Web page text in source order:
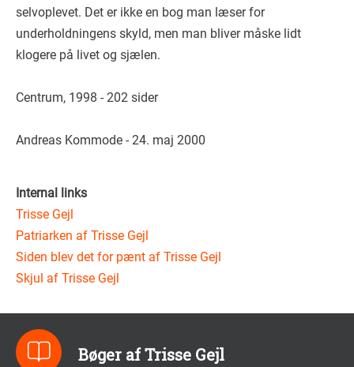
selvoplevet. Det er ikke en bog man læser for
underholdningens skyld, men man bliver måske lidt
klogere på livet og sjælen.
Centrum, 1998 - 202 sider
Andreas Kommode - 24. maj 2000
Internal links
Trisse Gejl
Patriarken af Trisse Gejl
Siden blev det for pænt af Trisse Gejl
Skjul af Trisse Gejl
Bøger af Trisse Gejl